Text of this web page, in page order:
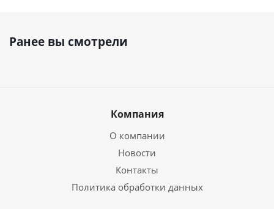
Ранее вы смотрели
Компания
О компании
Новости
Контакты
Политика обработки данных